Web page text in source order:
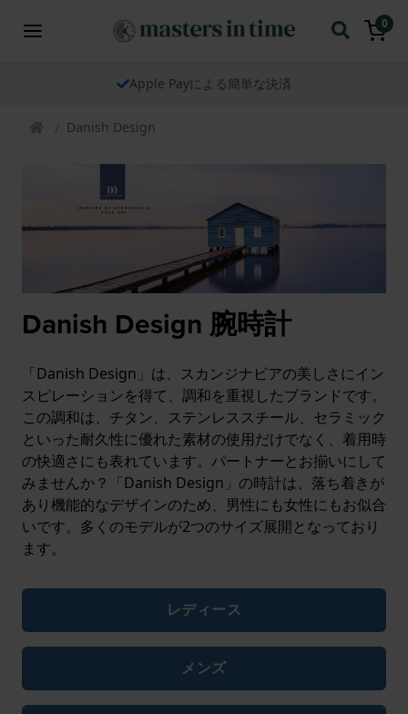
0
Apple Payによる簡単な決済
Danish Design
Danish Design 腕時計
「Danish Design」は、スカンジナビアの美しさにイン
スピレーションを得て、調和を重視したブランドです。
この調和は、チタン、ステンレススチール、セラミック
といった耐久性に優れた素材の使用だけでなく、着用時
の快適さにも表れています。パートナーとお揃いにして
みませんか？「Danish Design」の時計は、落ち着きが
あり機能的なデザインのため、男性にも女性にもお似合
いです。多くのモデルが2つのサイズ展開となっており
ます。
レディース
メンズ